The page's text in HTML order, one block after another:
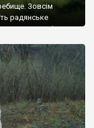
Зовсім
радянське
а трохи далі, десь
траві – […]